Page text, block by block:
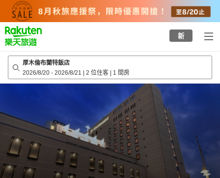
top
page
新
厚木倫布蘭特飯店
2026/8/20 - 2026/8/21 | 2 位住客 | 1 間房